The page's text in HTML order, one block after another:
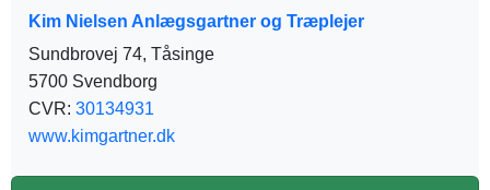
Kim Nielsen Anlægsgartner og Træplejer
Sundbrovej 74, Tåsinge
5700 Svendborg
CVR: 30134931
www.kimgartner.dk